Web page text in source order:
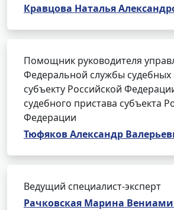
Кравцова Наталья
Помощник руководителя
Федеральной службы судебных
субъекту Российской
судебного пристава субъекта
Федерации
Тюфяков Александр
Ведущий специалист-эксперт
Рачковская Марина